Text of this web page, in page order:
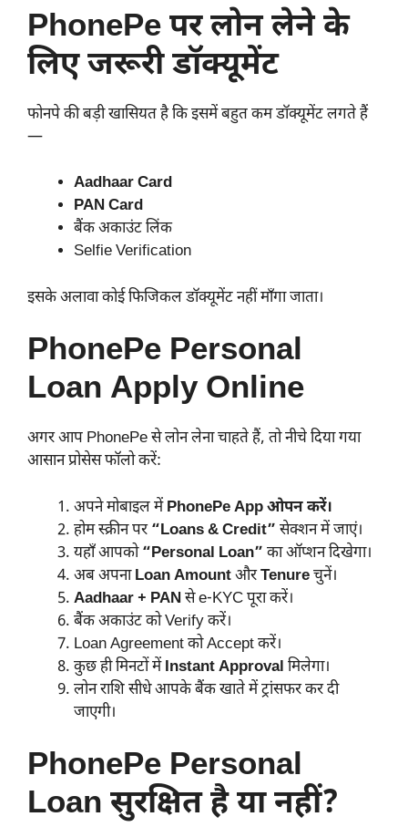
PhonePe पर लोन लेने के
लिए जरूरी डॉक्यूमेंट
फोनपे की बड़ी खासियत है कि इसमें बहुत कम डॉक्यूमेंट लगते हैं
—
Aadhaar Card
PAN Card
बैंक अकाउंट लिंक
Selfie Verification
इसके अलावा कोई फिजिकल डॉक्यूमेंट नहीं माँगा जाता।
PhonePe Personal
Loan Apply Online
अगर आप PhonePe से लोन लेना चाहते हैं, तो नीचे दिया गया
आसान प्रोसेस फॉलो करें:
अपने मोबाइल मेंPhonePe App ओपन करें।
होम स्क्रीन पर“Loans & Credit” सेक्शन में जाएं।
यहाँ आपको“Personal Loan” का ऑप्शन दिखेगा।
अब अपनाLoan AmountऔरTenureचुनें।
Aadhaar + PANसे e-KYC पूरा करें।
बैंक अकाउंट को Verify करें।
Loan Agreement को Accept करें।
कुछ ही मिनटों मेंInstant Approval मिलेगा।
लोन राशि सीधे आपके बैंक खाते में ट्रांसफर कर दी
जाएगी।
PhonePe Personal
Loan सुरक्षित है या नहीं?